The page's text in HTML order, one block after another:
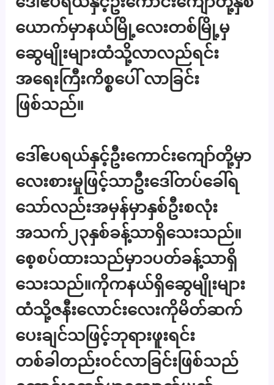
ယောက်မှာနယ်မြို့လေးတစ်မြို့မှ
ဆွေမျိုးများထံသို့လာလည်ရင်း
အရေးကြီးကိစ္စပေါ် လာခြင်း
ဖြစ်သည်။
ဒေါ်ဧပရယ်နှင့်ဦးကောင်းကျော်တို့မှာ
လေးစားမှုဖြင့်သာဦးဒေါ်တပ်ခေါ်ရ
သော်လည်းအမှန်မှာနှစ်ဦးစလုံး
အသက်၂၃နှစ်ခန့်သာရှိသေးသည်။
စေ့စပ်ထားသည်မှာ၁ပတ်ခန့်သာရှိ
သေးသည်။ကိုကနယ်ရှိဆွေမျိုးများ
ထံသို့ဇနီးလောင်းလေးကိုမိတ်ဆက်
ပေးချင်သဖြင့်ဘုရားဖူးရင်း
တစ်ခါတည်းဝင်လာခြင်းဖြစ်သည်